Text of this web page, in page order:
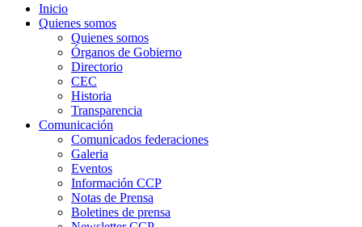
Inicio
Quienes somos
Quienes somos
Órganos de Gobierno
Directorio
CEC
Historia
Transparencia
Comunicación
Comunicados federaciones
Galeria
Eventos
Información CCP
Notas de Prensa
Boletines de prensa